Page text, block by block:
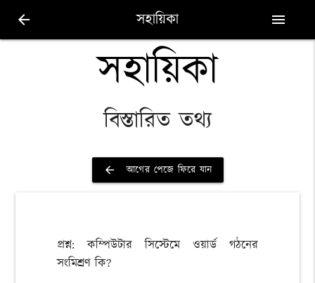
arrow_back সহায়িকা menu
সহায়িকা
বিস্তারিত তথ্য
arrow_back আগের পেজে ফিরে যান
প্রশ্ন: কম্পিউটার সিস্টেমে ওয়ার্ড গঠনের
সংমিশ্রণ কি?